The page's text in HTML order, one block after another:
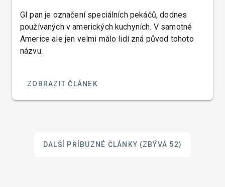
GI pan je označení speciálních pekáčů, dodnes
používaných v amerických kuchyních. V samotné
Americe ale jen velmi málo lidí zná původ tohoto
názvu.
ZOBRAZIT ČLÁNEK
DALŠÍ PŘÍBUZNÉ ČLÁNKY (ZBÝVÁ 52)